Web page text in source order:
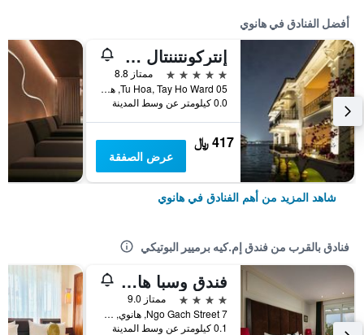
أفضل الفنادق في هانوي
إنتركونتننتال هانوي يستليك
5 نجوم
ممتاز 8.8
05 Tu Hoa, Tay Ho Ward, هانوي, فيتنام
0.0 كيلومتر عن وسط المدينة
417 ﷼
عرض الصفقة
شاهد المزيد من أهم الفنادق في هانوي
فنادق بالقرب من فندق إم.كيه برميير البوتيكي
فندق وسبا هانوي بوتيك
4 نجوم
ممتاز 9.0
7 Ngo Gach Street, هانوي, فيتنام
0.1 كيلومتر عن وسط المدينة